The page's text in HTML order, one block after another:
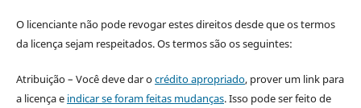
O licenciante não pode revogar estes direitos desde que os termos
da licença sejam respeitados. Os termos são os seguintes:
Atribuição – Você deve dar ocrédito apropriado, prover um link para
a licença e indicar se foram feitas mudanças. Isso pode ser feito de